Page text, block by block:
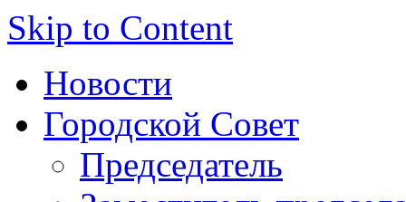
Skip to Content
Новости
Городской Совет
Председатель